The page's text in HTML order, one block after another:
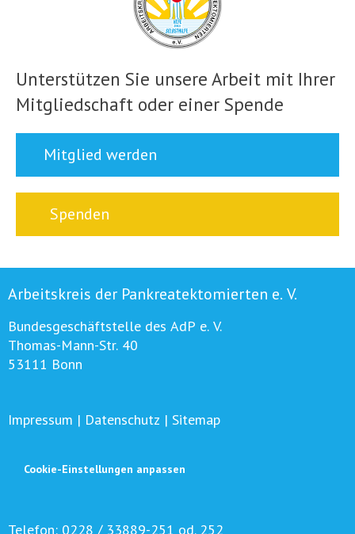
Unterstützen Sie unsere Arbeit mit Ihrer
Mitgliedschaft oder einer Spende
Mitglied werden
Spenden
Arbeitskreis der Pankreatektomierten e. V.
Bundesgeschäftstelle des AdP e. V.
Thomas-Mann-Str. 40
53111 Bonn
Impressum | Datenschutz | Sitemap
Cookie-Einstellungen anpassen
Telefon: 0228 / 33889-251 od. 252